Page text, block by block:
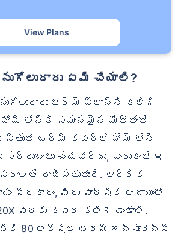
View Plans
ఏమి చేయాలి?
టర్మ్ ప్లాన్‌ని కలిగి
హోమ్ లోన్‌కి సమానమైన మొత్తంతో
టర్మ్ కవర్‌లో హోమ్ లోన్
చేయవద్దు, ఎందుకంటే ఇ
రాజీపడుతుంది. ఆర్థిక
ప్రకారం, మీరు వార్షిక ఆదాయంలో
20X వరకు కవర్ కలిగి ఉండాలి.
80 లక్షల టర్మ్ ఇన్సూరెన్స్
— పొగాకు తాగని, ముందే ఉన్న వ్యాధులు లేని వ్యక్తికి, 46
. *₹1,376/నెల 1 కోటి టర్మ్ లైఫ్ ఇన్సూరెన్స్‌కు ప్రారంభ
వ్యాధులు లేని వ్యక్తికి, 56 సంవత్సరాల వయసు వరకు